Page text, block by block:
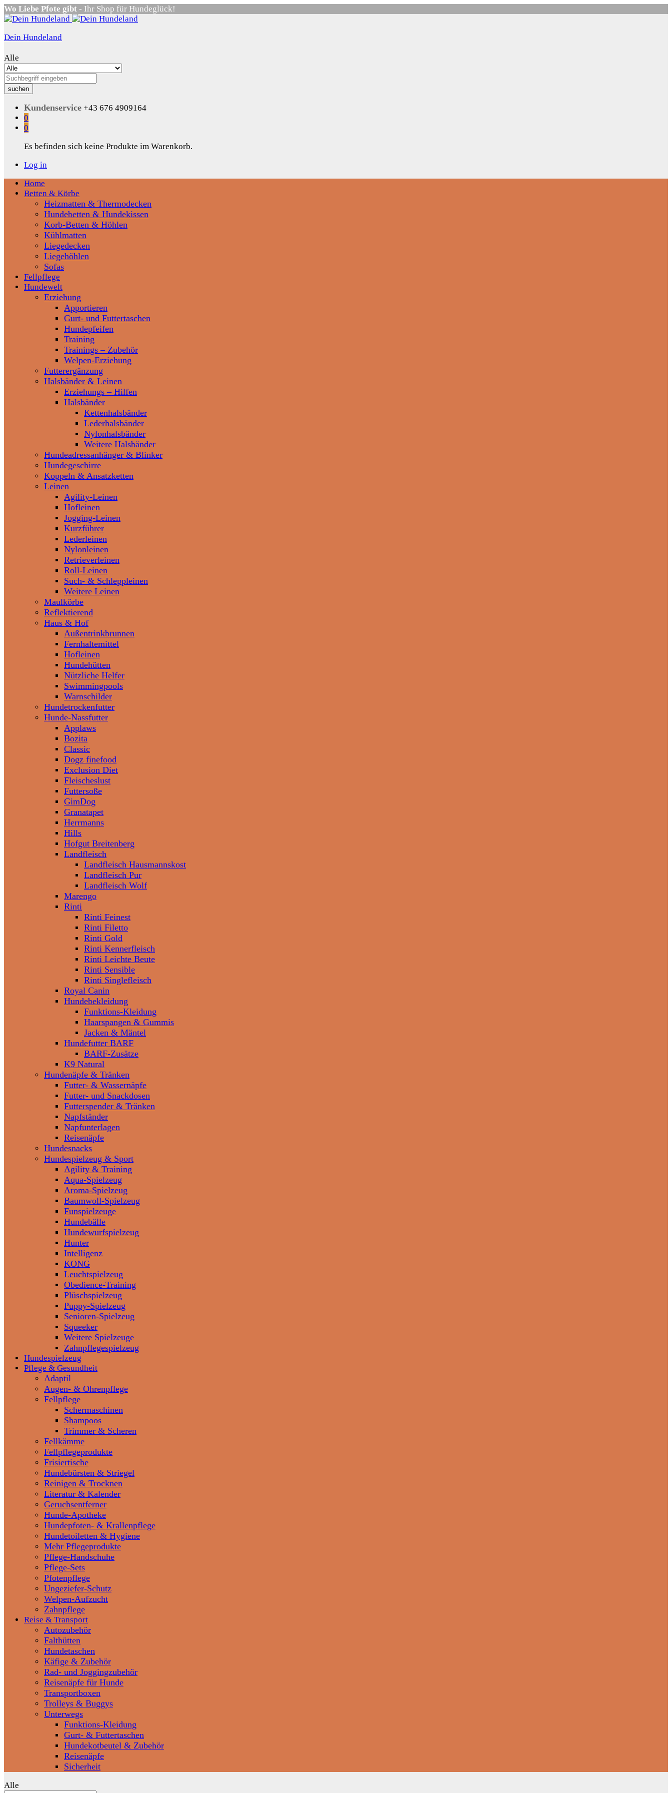
Wo Liebe Pfote gibt - Ihr Shop für Hundeglück!
Dein Hundeland
Alle
suchen
Kundenservice +43 676 4909164
0
0
Es befinden sich keine Produkte im Warenkorb.
Log in
Home
Betten & Körbe
Heizmatten & Thermodecken
Hundebetten & Hundekissen
Korb-Betten & Höhlen
Kühlmatten
Liegedecken
Liegehöhlen
Sofas
Fellpflege
Hundewelt
Erziehung
Apportieren
Gurt- und Futtertaschen
Hundepfeifen
Training
Trainings – Zubehör
Welpen-Erziehung
Futterergänzung
Halsbänder & Leinen
Erziehungs – Hilfen
Halsbänder
Kettenhalsbänder
Lederhalsbänder
Nylonhalsbänder
Weitere Halsbänder
Hundeadressanhänger & Blinker
Hundegeschirre
Koppeln & Ansatzketten
Leinen
Agility-Leinen
Hofleinen
Jogging-Leinen
Kurzführer
Lederleinen
Nylonleinen
Retrieverleinen
Roll-Leinen
Such- & Schleppleinen
Weitere Leinen
Maulkörbe
Reflektierend
Haus & Hof
Außentrinkbrunnen
Fernhaltemittel
Hofleinen
Hundehütten
Nützliche Helfer
Swimmingpools
Warnschilder
Hundetrockenfutter
Hunde-Nassfutter
Applaws
Bozita
Classic
Dogz finefood
Exclusion Diet
Fleischeslust
Futtersoße
GimDog
Granatapet
Herrmanns
Hills
Hofgut Breitenberg
Landfleisch
Landfleisch Hausmannskost
Landfleisch Pur
Landfleisch Wolf
Marengo
Rinti
Rinti Feinest
Rinti Filetto
Rinti Gold
Rinti Kennerfleisch
Rinti Leichte Beute
Rinti Sensible
Rinti Singlefleisch
Royal Canin
Hundebekleidung
Funktions-Kleidung
Haarspangen & Gummis
Jacken & Mäntel
Hundefutter BARF
BARF-Zusätze
K9 Natural
Hundenäpfe & Tränken
Futter- & Wassernäpfe
Futter- und Snackdosen
Futterspender & Tränken
Napfständer
Napfunterlagen
Reisenäpfe
Hundesnacks
Hundespielzeug & Sport
Agility & Training
Aqua-Spielzeug
Aroma-Spielzeug
Baumwoll-Spielzeug
Funspielzeuge
Hundebälle
Hundewurfspielzeug
Hunter
Intelligenz
KONG
Leuchtspielzeug
Obedience-Training
Plüschspielzeug
Puppy-Spielzeug
Senioren-Spielzeug
Squeeker
Weitere Spielzeuge
Zahnpflegespielzeug
Hundespielzeug
Pflege & Gesundheit
Adaptil
Augen- & Ohrenpflege
Fellpflege
Schermaschinen
Shampoos
Trimmer & Scheren
Fellkämme
Fellpflegeprodukte
Frisiertische
Hundebürsten & Striegel
Reinigen & Trocknen
Literatur & Kalender
Geruchsentferner
Hunde-Apotheke
Hundepfoten- & Krallenpflege
Hundetoiletten & Hygiene
Mehr Pflegeprodukte
Pflege-Handschuhe
Pflege-Sets
Pfotenpflege
Ungeziefer-Schutz
Welpen-Aufzucht
Zahnpflege
Reise & Transport
Autozubehör
Falthütten
Hundetaschen
Käfige & Zubehör
Rad- und Joggingzubehör
Reisenäpfe für Hunde
Transportboxen
Trolleys & Buggys
Unterwegs
Funktions-Kleidung
Gurt- & Futtertaschen
Hundekotbeutel & Zubehör
Reisenäpfe
Sicherheit
Alle